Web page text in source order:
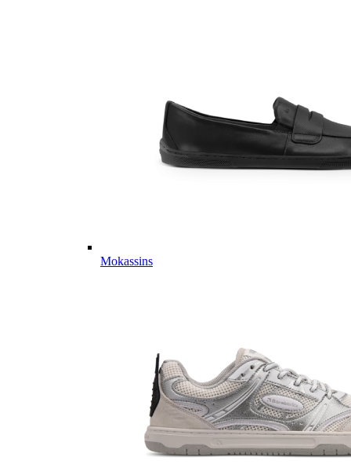
Mokassins